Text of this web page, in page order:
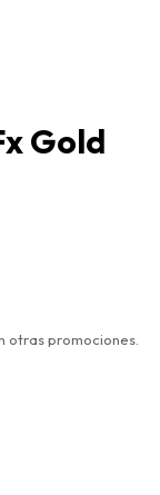
Gold
otras promociones.